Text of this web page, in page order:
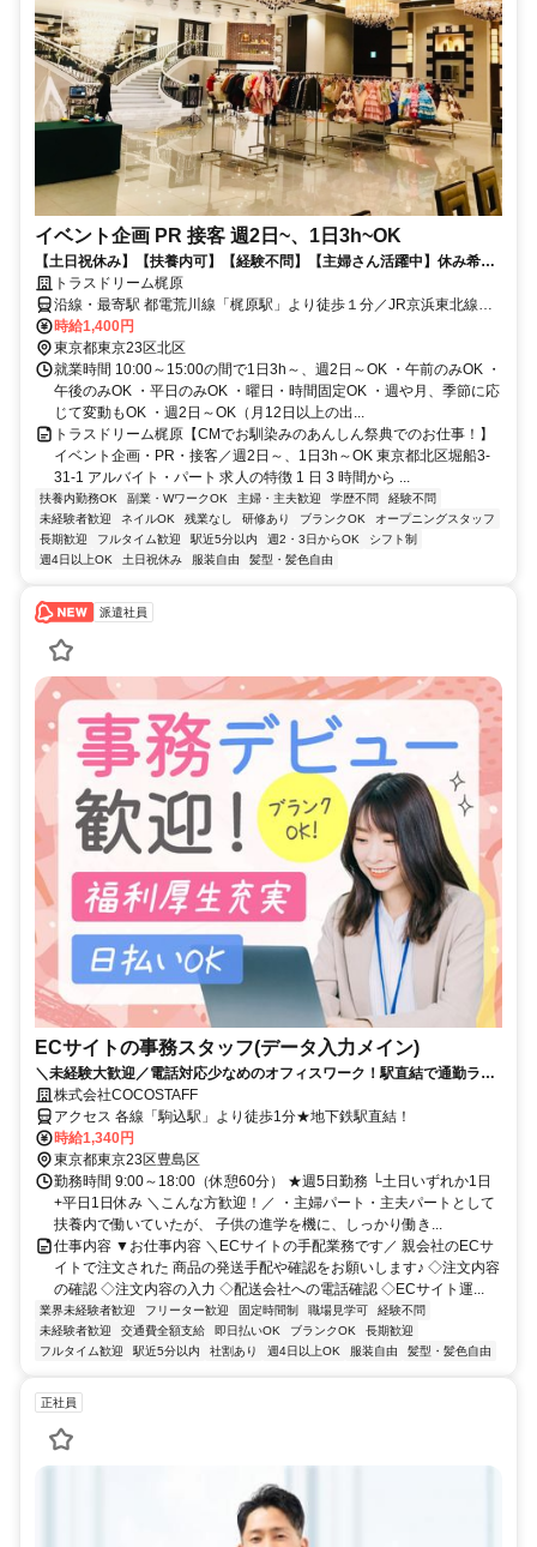
イベント企画 PR 接客 週2日~、1日3h~OK
【土日祝休み】【扶養内可】【経験不問】【主婦さん活躍中】休み希望
100％OK！ご自身の都合で決められる柔軟シフトが魅力◎
トラスドリーム梶原
沿線・最寄駅 都電荒川線「梶原駅」より徒歩１分／JR京浜東北線
「上中里駅」より徒歩7分
時給1,400円
東京都東京23区北区
就業時間 10:00～15:00の間で1日3h～、週2日～OK ・午前のみOK ・
午後のみOK ・平日のみOK ・曜日・時間固定OK ・週や月、季節に応
じて変動もOK ・週2日～OK（月12日以上の出...
トラスドリーム梶原【CMでお馴染みのあんしん祭典でのお仕事！】
イベント企画・PR・接客／週2日～、1日3h～OK 東京都北区堀船3-
31-1 アルバイト・パート 求人の特徴 1 日 3 時間から ...
扶養内勤務OK 副業・WワークOK 主婦・主夫歓迎 学歴不問
経験不問
未経験者歓迎
ネイルOK 残業なし 研修あり ブランクOK
オープニングスタッフ
長期歓迎
フルタイム歓迎 駅近5分以内 週2・3日からOK
シフト制
週4日以上OK
土日祝休み 服装自由 髪型・髪色自由
派遣社員
ECサイトの事務スタッフ(データ入力メイン)
＼未経験大歓迎／電話対応少なめのオフィスワーク！駅直結で通勤ラク
ラク◎服装自由◎髪型・髪色自由◎日払いOK◎定着率の高い職場
株式会社COCOSTAFF
アクセス 各線「駒込駅」より徒歩1分★地下鉄駅直結！
時給1,340円
東京都東京23区豊島区
勤務時間 9:00～18:00（休憩60分） ★週5日勤務 └土日いずれか1日
+平日1日休み ＼こんな方歓迎！／ ・主婦パート・主夫パートとして
扶養内で働いていたが、 子供の進学を機に、しっかり働き...
仕事内容 ▼お仕事内容 ＼ECサイトの手配業務です／ 親会社のECサ
イトで注文された 商品の発送手配や確認をお願いします♪ ◇注文内容
の確認 ◇注文内容の入力 ◇配送会社への電話確認 ◇ECサイト運...
業界未経験者歓迎 フリーター歓迎 固定時間制 職場見学可
経験不問
未経験者歓迎
交通費全額支給 即日払いOK ブランクOK
長期歓迎
フルタイム歓迎
駅近5分以内 社割あり 週4日以上OK 服装自由 髪型・髪色自由
正社員